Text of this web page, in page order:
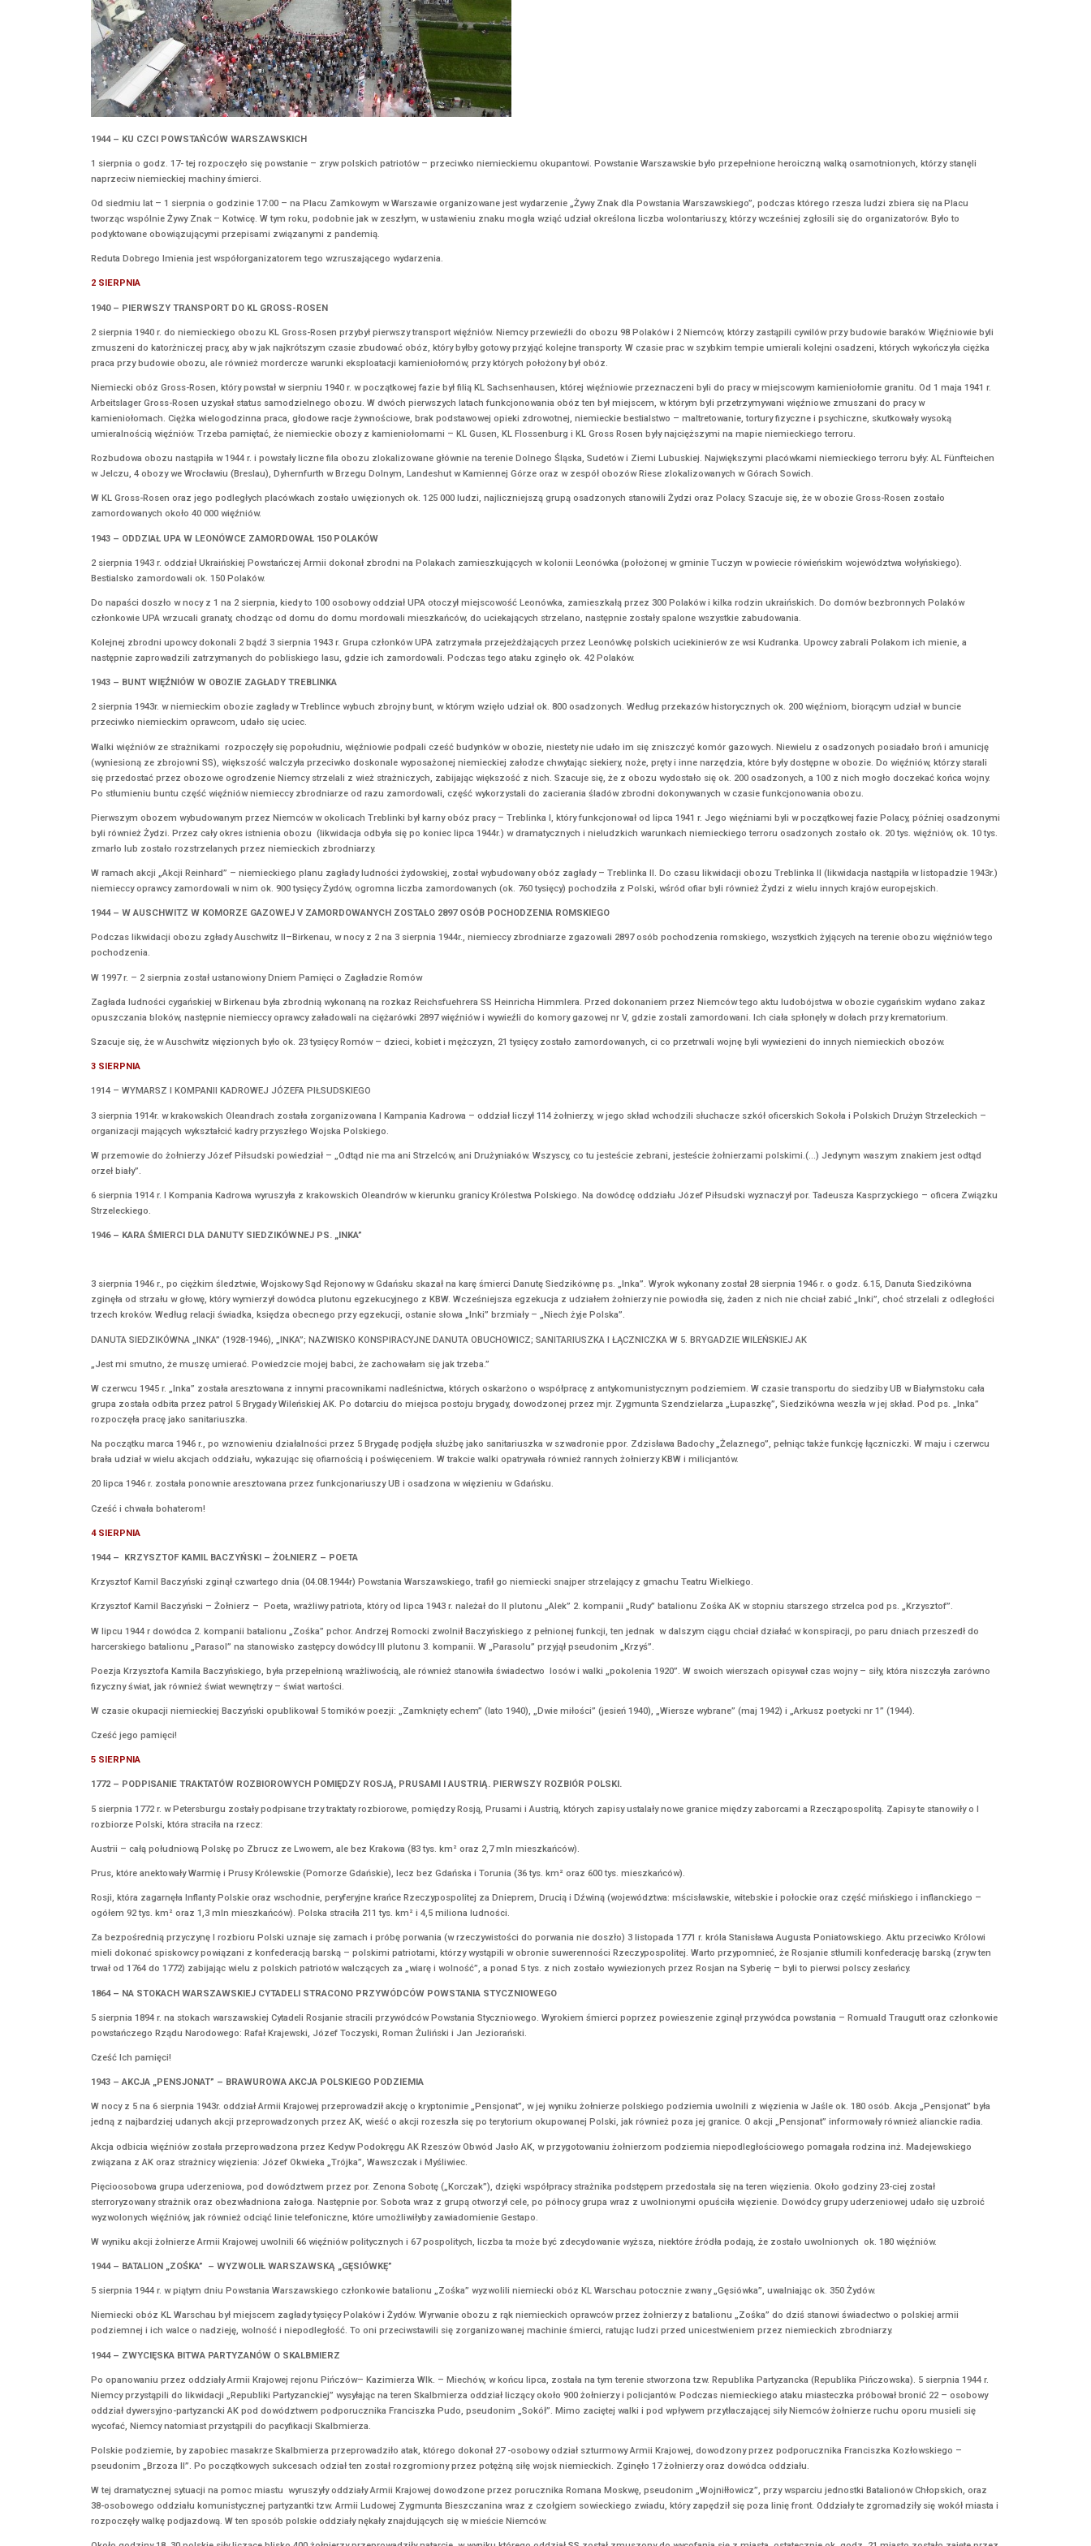
1944 – KU CZCI POWSTAŃCÓW WARSZAWSKICH
naprzeciw niemieckiej machiny śmierci.
Od siedmiu lat – 1 sierpnia o godzinie 17:00 – na Placu Zamkowym w Warszawie organizowane jest wydarzenie „Żywy Znak dla Powstania Warszawskiego”, podczas którego rzesza
tworząc wspólnie Żywy Znak – Kotwicę. W tym roku, podobnie jak w zeszłym, w ustawieniu znaku mogła wziąć udział określona liczba wolontariuszy, którzy wcześniej zgłosili się do
podyktowane obowiązującymi przepisami związanymi z pandemią.
Reduta Dobrego Imienia jest współorganizatorem tego wzruszającego wydarzenia.
1940 – PIERWSZY TRANSPORT DO KL GROSS-ROSEN
2 sierpnia 1940 r. do niemieckiego obozu KL Gross-Rosen przybył pierwszy transport więźniów. Niemcy przewieźli do obozu 98 Polaków i 2 Niemców, którzy zastąpili cywilów przy
praca przy budowie obozu, ale również mordercze warunki eksploatacji kamieniołomów, przy których położony był obóz.
Niemiecki obóz Gross-Rosen, który powstał w sierpniu 1940 r. w początkowej fazie był filią KL Sachsenhausen, której więźniowie przeznaczeni byli do pracy w miejscowym
kamieniołomach. Ciężka wielogodzinna praca, głodowe racje żywnościowe, brak podstawowej opieki zdrowotnej, niemieckie bestialstwo – maltretowanie, tortury fizyczne i psychiczne,
Rozbudowa obozu nastąpiła w 1944 r. i powstały liczne fila obozu zlokalizowane głównie na terenie Dolnego Śląska, Sudetów i Ziemi Lubuskiej. Największymi placówkami
w Jelczu, 4 obozy we Wrocławiu (Breslau), Dyhernfurth w Brzegu Dolnym, Landeshut w Kamiennej Górze oraz w zespół obozów Riese zlokalizowanych w Górach Sowich.
W KL Gross-Rosen oraz jego podległych placówkach zostało uwięzionych ok. 125 000 ludzi, najliczniejszą grupą osadzonych stanowili Żydzi oraz Polacy. Szacuje się, że w obozie
1943 – ODDZIAŁ UPA W LEONÓWCE ZAMORDOWAŁ 150 POLAKÓW
2 sierpnia 1943 r. oddział Ukraińskiej Powstańczej Armii dokonał zbrodni na Polakach zamieszkujących w kolonii Leonówka (położonej w gminie Tuczyn w powiecie rówieńskim
Bestialsko zamordowali ok. 150 Polaków.
Do napaści doszło w nocy z 1 na 2 sierpnia, kiedy to 100 osobowy oddział UPA otoczył miejscowość Leonówka, zamieszkałą przez 300 Polaków i kilka rodzin ukraińskich. Do domów
Kolejnej zbrodni upowcy dokonali 2 bądź 3 sierpnia 1943 r. Grupa członków UPA zatrzymała przejeżdżających przez Leonówkę polskich uciekinierów ze wsi Kudranka. Upowcy
następnie zaprowadzili zatrzymanych do pobliskiego lasu, gdzie ich zamordowali. Podczas tego ataku zginęło ok. 42 Polaków.
1943 – BUNT WIĘŹNIÓW W OBOZIE ZAGŁADY TREBLINKA
2 sierpnia 1943r. w niemieckim obozie zagłady w Treblince wybuch zbrojny bunt, w którym wzięło udział ok. 800 osadzonych. Według przekazów historycznych ok. 200 więźniom,
Walki więźniów ze strażnikami rozpoczęły się popołudniu, więźniowie podpali cześć budynków w obozie, niestety nie udało im się zniszczyć komór gazowych. Niewielu z
(wyniesioną ze zbrojowni SS), większość walczyła przeciwko doskonale wyposażonej niemieckiej załodze chwytając siekiery, noże, pręty i inne narzędzia, które były dostępne w
się przedostać przez obozowe ogrodzenie Niemcy strzelali z wież strażniczych, zabijając większość z nich. Szacuje się, że z obozu wydostało się ok. 200 osadzonych, a 100 z nich
Po stłumieniu buntu część więźniów niemieccy zbrodniarze od razu zamordowali, część wykorzystali do zacierania śladów zbrodni dokonywanych w czasie funkcjonowania obozu.
Pierwszym obozem wybudowanym przez Niemców w okolicach Treblinki był karny obóz pracy – Treblinka I, który funkcjonował od lipca 1941 r. Jego więźniami byli w początkowej
byli również Żydzi. Przez cały okres istnienia obozu (likwidacja odbyła się po koniec lipca 1944r.) w dramatycznych i nieludzkich warunkach niemieckiego terroru osadzonych zostało
zmarło lub zostało rozstrzelanych przez niemieckich zbrodniarzy.
niemieccy oprawcy zamordowali w nim ok. 900 tysięcy Żydów, ogromna liczba zamordowanych (ok. 760 tysięcy) pochodziła z Polski, wśród ofiar byli również Żydzi z wielu innych
1944 – W AUSCHWITZ W KOMORZE GAZOWEJ V ZAMORDOWANYCH ZOSTAŁO 2897 OSÓB POCHODZENIA ROMSKIEGO
pochodzenia.
W 1997 r. – 2 sierpnia został ustanowiony Dniem Pamięci o Zagładzie Romów
Zagłada ludności cygańskiej w Birkenau była zbrodnią wykonaną na rozkaz Reichsfuehrera SS Heinricha Himmlera. Przed dokonaniem przez Niemców tego aktu ludobójstwa w
opuszczania bloków, następnie niemieccy oprawcy załadowali na ciężarówki 2897 więźniów i wywieźli do komory gazowej nr V, gdzie zostali zamordowani. Ich ciała spłonęły w
Szacuje się, że w Auschwitz więzionych było ok. 23 tysięcy Romów – dzieci, kobiet i mężczyzn, 21 tysięcy zostało zamordowanych, ci co przetrwali wojnę byli wywiezieni do innych
3 SIERPNIA
1914 – WYMARSZ I KOMPANII KADROWEJ JÓZEFA PIŁSUDSKIEGO
3 sierpnia 1914r. w krakowskich Oleandrach została zorganizowana I Kampania Kadrowa – oddział liczył 114 żołnierzy, w jego skład wchodzili słuchacze szkół oficerskich Sokoła i
organizacji mających wykształcić kadry przyszłego Wojska Polskiego.
W przemowie do żołnierzy Józef Piłsudski powiedział – „Odtąd nie ma ani Strzelców, ani Drużyniaków. Wszyscy, co tu jesteście zebrani, jesteście żołnierzami polskimi.(…) Jedynym
orzeł biały”.
6 sierpnia 1914 r. I Kompania Kadrowa wyruszyła z krakowskich Oleandrów w kierunku granicy Królestwa Polskiego. Na dowódcę oddziału Józef Piłsudski wyznaczył por. Tadeusza
Strzeleckiego.
1946 – KARA ŚMIERCI DLA DANUTY SIEDZIKÓWNEJ PS. „INKA”
zginęła od strzału w głowę, który wymierzył dowódca plutonu egzekucyjnego z KBW. Wcześniejsza egzekucja z udziałem żołnierzy nie powiodła się, żaden z nich nie chciał zabić
trzech kroków. Według relacji świadka, księdza obecnego przy egzekucji, ostanie słowa „Inki” brzmiały – „Niech żyje Polska”.
DANUTA SIEDZIKÓWNA „INKA” (1928-1946), „INKA”; NAZWISKO KONSPIRACYJNE DANUTA OBUCHOWICZ; SANITARIUSZKA I ŁĄCZNICZKA W 5. BRYGADZIE WILEŃSKIEJ AK
W czerwcu 1945 r. „Inka” została aresztowana z innymi pracownikami nadleśnictwa, których oskarżono o współpracę z antykomunistycznym podziemiem. W czasie transportu do
grupa została odbita przez patrol 5 Brygady Wileńskiej AK. Po dotarciu do miejsca postoju brygady, dowodzonej przez mjr. Zygmunta Szendzielarza „Łupaszkę”, Siedzikówna weszła
Na początku marca 1946 r., po wznowieniu działalności przez 5 Brygadę podjęła służbę jako sanitariuszka w szwadronie ppor. Zdzisława Badochy „Żelaznego”, pełniąc także funkcję
brała udział w wielu akcjach oddziału, wykazując się ofiarnością i poświęceniem. W trakcie walki opatrywała również rannych żołnierzy KBW i milicjantów.
20 lipca 1946 r. została ponownie aresztowana przez funkcjonariuszy UB i osadzona w więzieniu w Gdańsku.
Cześć i chwała bohaterom!
1944 – KRZYSZTOF KAMIL BACZYŃSKI – ŻOŁNIERZ – POETA
Krzysztof Kamil Baczyński – Żołnierz – Poeta, wrażliwy patriota, który od lipca 1943 r. należał do II plutonu „Alek” 2. kompanii „Rudy” batalionu Zośka AK w stopniu starszego strzelca
W lipcu 1944 r dowódca 2. kompanii batalionu „Zośka” pchor. Andrzej Romocki zwolnił Baczyńskiego z pełnionej funkcji, ten jednak w dalszym ciągu chciał działać w konspiracji, po
harcerskiego batalionu „Parasol” na stanowisko zastępcy dowódcy III plutonu 3. kompanii. W „Parasolu” przyjął pseudonim „Krzyś”.
Poezja Krzysztofa Kamila Baczyńskiego, była przepełnioną wrażliwością, ale również stanowiła świadectwo losów i walki „pokolenia 1920”. W swoich wierszach opisywał czas wojny –
fizyczny świat, jak również świat wewnętrzy – świat wartości.
Cześć jego pamięci!
5 SIERPNIA
1772 – PODPISANIE TRAKTATÓW ROZBIOROWYCH POMIĘDZY ROSJĄ, PRUSAMI I AUSTRIĄ. PIERWSZY ROZBIÓR POLSKI.
5 sierpnia 1772 r. w Petersburgu zostały podpisane trzy traktaty rozbiorowe, pomiędzy Rosją, Prusami i Austrią, których zapisy ustalały nowe granice między zaborcami a
Austrii – całą południową Polskę po Zbrucz ze Lwowem, ale bez Krakowa (83 tys. km² oraz 2,7 mln mieszkańców).
Prus, które anektowały Warmię i Prusy Królewskie (Pomorze Gdańskie), lecz bez Gdańska i Torunia (36 tys. km² oraz 600 tys. mieszkańców).
Rosji, która zagarnęła Inflanty Polskie oraz wschodnie, peryferyjne krańce Rzeczypospolitej za Dnieprem, Drucią i Dźwiną (województwa: mścisławskie, witebskie i połockie oraz
Za bezpośrednią przyczynę I rozbioru Polski uznaje się zamach i próbę porwania (w rzeczywistości do porwania nie doszło) 3 listopada 1771 r. króla Stanisława Augusta